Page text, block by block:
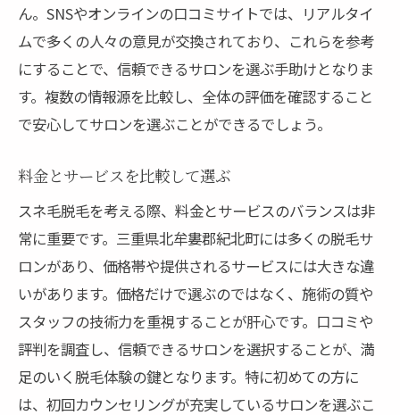
ん。SNSやオンラインの口コミサイトでは、リアルタイ
ムで多くの人々の意見が交換されており、これらを参考
にすることで、信頼できるサロンを選ぶ手助けとなりま
す。複数の情報源を比較し、全体の評価を確認すること
で安心してサロンを選ぶことができるでしょう。
料金とサービスを比較して選ぶ
スネ毛脱毛を考える際、料金とサービスのバランスは非
常に重要です。三重県北牟婁郡紀北町には多くの脱毛サ
ロンがあり、価格帯や提供されるサービスには大きな違
いがあります。価格だけで選ぶのではなく、施術の質や
スタッフの技術力を重視することが肝心です。口コミや
評判を調査し、信頼できるサロンを選択することが、満
足のいく脱毛体験の鍵となります。特に初めての方に
は、初回カウンセリングが充実しているサロンを選ぶこ